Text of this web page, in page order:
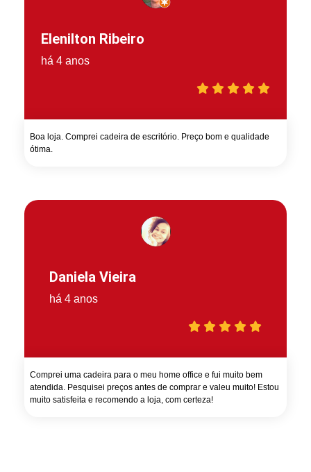
Elenilton Ribeiro
há 4 anos
Boa loja. Comprei cadeira de escritório. Preço bom e qualidade
ótima.
Daniela Vieira
há 4 anos
Comprei uma cadeira para o meu home office e fui muito bem
atendida. Pesquisei preços antes de comprar e valeu muito! Estou
muito satisfeita e recomendo a loja, com certeza!